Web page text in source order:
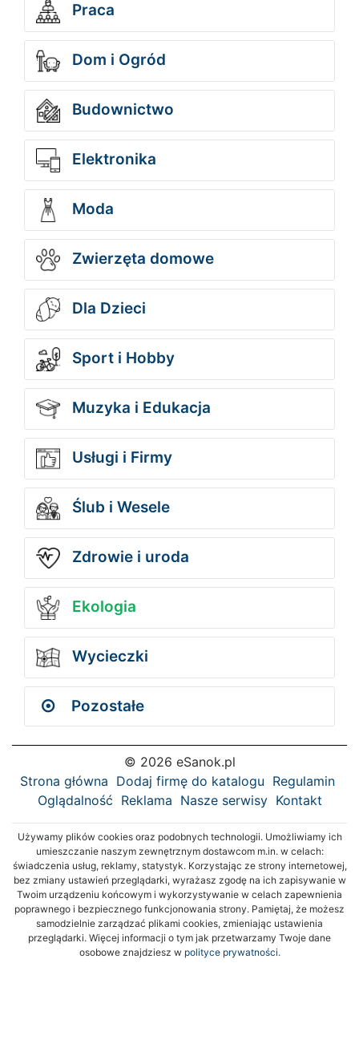
Praca
Dom i Ogród
Budownictwo
Elektronika
Moda
Zwierzęta domowe
Dla Dzieci
Sport i Hobby
Muzyka i Edukacja
Usługi i Firmy
Ślub i Wesele
Zdrowie i uroda
Ekologia
Wycieczki
Pozostałe
© 2026 eSanok.pl
Strona główna Dodaj firmę do katalogu Regulamin
Oglądalność Reklama Nasze serwisy Kontakt
Używamy plików cookies oraz podobnych technologii. Umożliwiamy ich
umieszczanie naszym zewnętrznym dostawcom m.in. w celach:
świadczenia usług, reklamy, statystyk. Korzystając ze strony internetowej,
bez zmiany ustawień przeglądarki, wyrażasz zgodę na ich zapisywanie w
Twoim urządzeniu końcowym i wykorzystywanie w celach zapewnienia
poprawnego i bezpiecznego funkcjonowania strony. Pamiętaj, że możesz
samodzielnie zarządzać plikami cookies, zmieniając ustawienia
przeglądarki. Więcej informacji o tym jak przetwarzamy Twoje dane
osobowe znajdziesz w polityce prywatności.